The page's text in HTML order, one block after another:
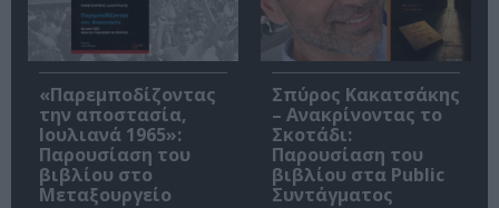
«Παρεμποδίζοντας
την αποστασία,
Ιουλιανά 1965»:
Παρουσίαση του
βιβλίου στο
Μεταξουργείο
Σπύρος Κακατσάκης
– Ανακρίνοντας το
Σκοτάδι:
Παρουσίαση του
βιβλίου στα Public
Συντάγματος